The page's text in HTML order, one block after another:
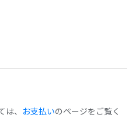
、 お支払いのページをご覧く